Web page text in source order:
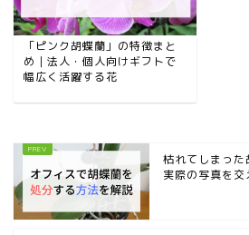
「ピンク胡蝶蘭」の特徴まと
め｜法人・個人向けギフトで
幅広く活躍する花
枯れてしまった
実際の写真を交